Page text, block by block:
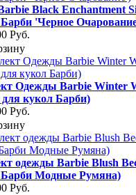
Black Enchantment
'Черное
Руб.
Одежды Barbie Winter
кукол Барби)
Руб.
одежды Barbie Blush
Модные Румяна)
Руб.